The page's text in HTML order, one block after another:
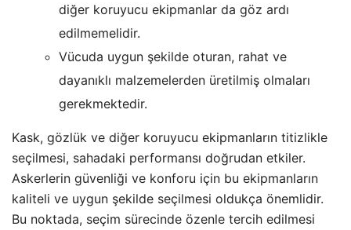
diğer koruyucu ekipmanlar da göz ardı
edilmemelidir.
Vücuda uygun şekilde oturan, rahat ve
dayanıklı malzemelerden üretilmiş olmaları
gerekmektedir.
Kask, gözlük ve diğer koruyucu ekipmanların titizlikle
seçilmesi, sahadaki performansı doğrudan etkiler.
Askerlerin güvenliği ve konforu için bu ekipmanların
kaliteli ve uygun şekilde seçilmesi oldukça önemlidir.
Bu noktada, seçim sürecinde özenle tercih edilmesi